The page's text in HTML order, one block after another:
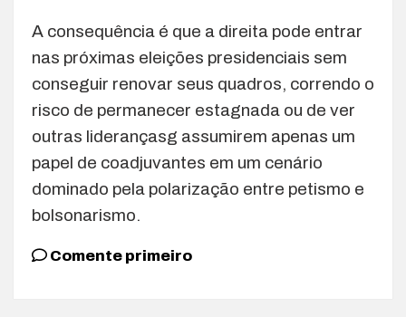
A consequência é que a direita pode entrar
nas próximas eleições presidenciais sem
conseguir renovar seus quadros, correndo o
risco de permanecer estagnada ou de ver
outras liderançasg assumirem apenas um
papel de coadjuvantes em um cenário
dominado pela polarização entre petismo e
bolsonarismo.
Comente primeiro